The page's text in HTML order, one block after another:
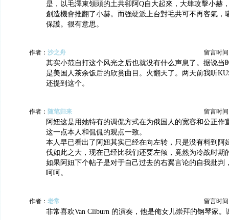
是，以毛澤東領頭的土共卻阿Q自大起來，大肆攻擊小赫
創造機會推翻了小赫。而強硬派上台對毛共可不再客氣，
保護。很有意思。
作者： 沙之舟 留言时间
其实小范自打这个风光之后也就没有什么声息了。据说当
是美国人茶余饭后的欣赏曲目。火翻天了。两天前我听
还提到这个。
作者： 随笔归来 留言时间
阿妞这是用她特有的调侃方式在为俄国人的宽容和公正作
这一点本人和侃侃的观点一致。
本人早已看出了阿妞其实已经在向左转，只是没有料到阿
伐如此之大，现在已经比我们还要左倾，竟然为冷战时期
如果阿妞下个帖子是对于自己过去的右翼言论的自我批判
呵呵。
作者： 老常 留言时间
非常喜欢Van Cliburn 的演奏，他是俺女儿崇拜的钢琴家。